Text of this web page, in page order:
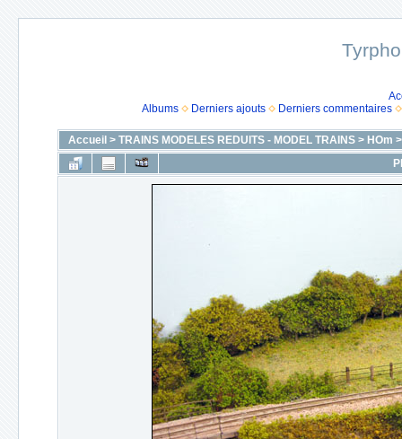
Albums
Derniers ajouts Derniers commentaires
Accueil > TRAINS MODELES REDUITS - MODEL TRAINS> HOm